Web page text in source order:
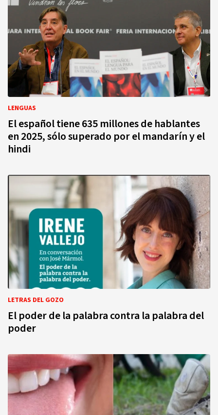
LENGUAS
El español tiene 635 millones de hablantes
en 2025, sólo superado por el mandarín y el
hindi
LETRAS DEL GOZO
El poder de la palabra contra la palabra del
poder